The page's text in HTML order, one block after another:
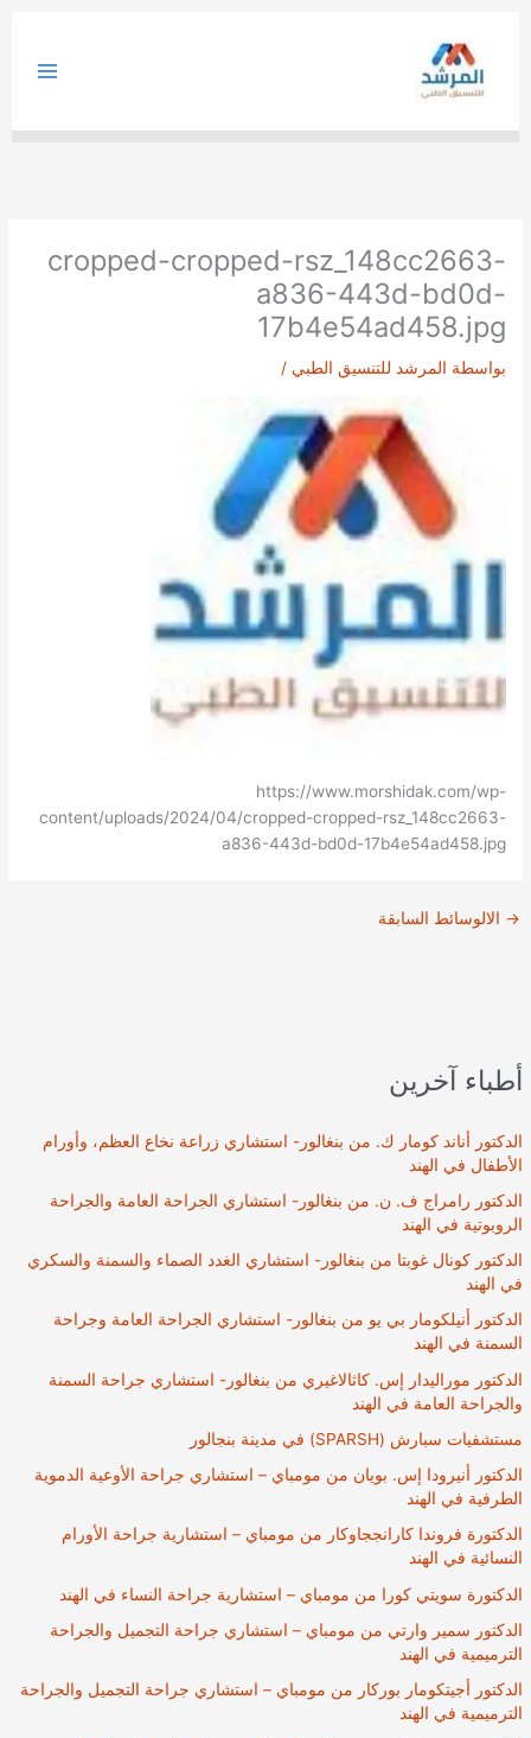
أطباء آخرين
الدكتور أناند كومار ك. من بنغالور- استشاري زراعة نخاع العظم، وأورام
الأطفال في الهند
الدكتور رامراج ف. ن. من بنغالور- استشاري الجراحة العامة والجراحة
الروبوتية في الهند
الدكتور كونال غوبتا من بنغالور- استشاري الغدد الصماء والسمنة والسكري
في الهند
الدكتور أنيلكومار بي يو من بنغالور- استشاري الجراحة العامة وجراحة
السمنة في الهند
الدكتور موراليدار إس. كاثالاغيري من بنغالور- استشاري جراحة السمنة
والجراحة العامة في الهند
مستشفيات سبارش (SPARSH) في مدينة بنجالور
الدكتور أنيرودا إس. بويان من مومباي – استشاري جراحة الأوعية الدموية
الطرفية في الهند
الدكتورة فروندا كارانججاوكار من مومباي – استشارية جراحة الأورام
النسائية في الهند
الدكتورة سويتي كورا من مومباي – استشارية جراحة النساء في الهند
الدكتور سمير وارتي من مومباي – استشاري جراحة التجميل والجراحة
الترميمية في الهند
الدكتور أجيتكومار بوركار من مومباي – استشاري جراحة التجميل والجراحة
الترميمية في الهند
cropped-cropped-rsz_148cc2663-
a836-443d-bd0d-
17b4e54ad458.jpg
بواسطة المرشد للتنسيق الطبي/
https://www.morshidak.com/wp-
content/uploads/2024/04/cropped-cropped-rsz_148cc2663-
a836-443d-bd0d-17b4e54ad458.jpg
→ الالوسائط السابقة